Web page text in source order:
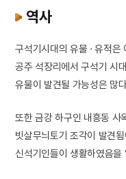
역사
구석기시대의 유물 · 유적은
공주 석장리에서 구석기 시
유물이 발견될 가능성은 많
또한 금강 하구인 내흥동
빗살무늬토기 조각이 발견
신석기인들이 생활하였음을